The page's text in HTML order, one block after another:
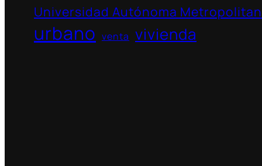
Universidad Autónoma
urbano venta vivienda